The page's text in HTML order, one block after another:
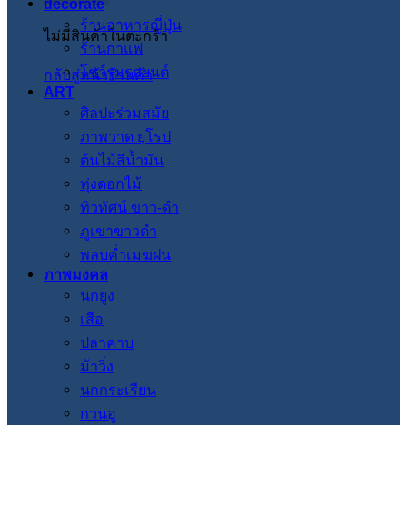
ไม่มีสินค้าในตะกร้า
กลับสู่หน้าร้านค้า
decorate
ร้านอาหารญี่ปุ่น
ร้านกาแฟ
โชว์รูมรถยนต์
ART
ศิลปะร่วมสมัย
ภาพวาด ยุโรป
ต้นไม้สีน้ำมัน
ทุ่งดอกไม้
ทิวทัศน์ ขาว-ดำ
ภูเขาขาวดำ
พลบค่ำเมฆฝน
ภาพมงคล
นกยูง
เสือ
ปลาคาบ
ม้าวิ่ง
นกกระเรียน
กวนอู